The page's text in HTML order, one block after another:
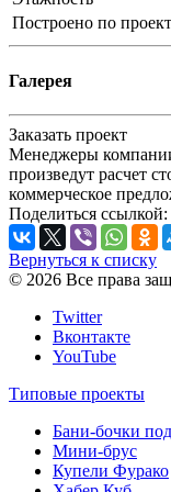
Построено по
Галерея
Заказать проект
Менеджеры
произведут расчет
коммерческое
Поделиться ссылкой:
Вернуться к списку
© 2026 Все права
Twitter
Вконтакте
YouTube
Типовые проекты
Бани-бочки
Мини-брус
Купели Фурако